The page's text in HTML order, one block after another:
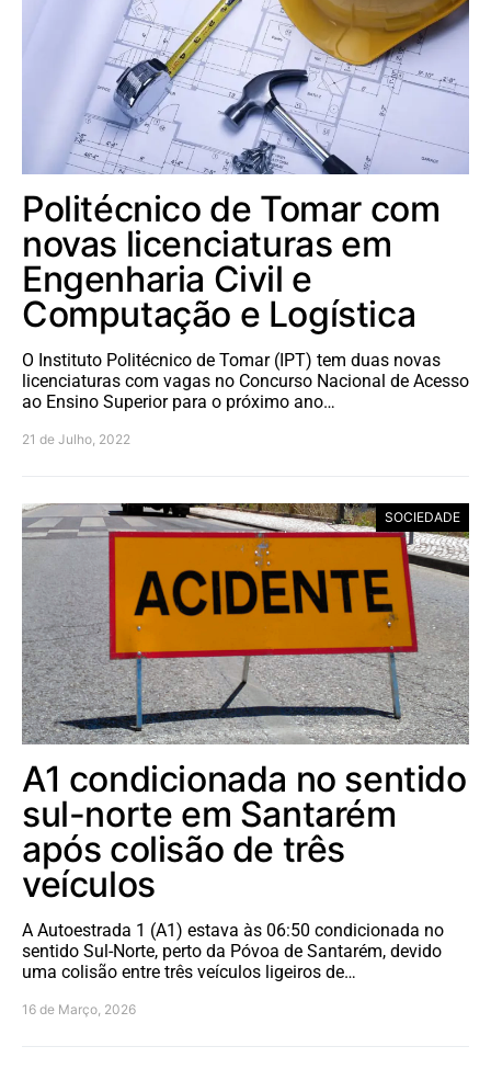
Politécnico de Tomar com
novas licenciaturas em
Engenharia Civil e
Computação e Logística
O Instituto Politécnico de Tomar (IPT) tem duas novas
licenciaturas com vagas no Concurso Nacional de Acesso
ao Ensino Superior para o próximo ano…
21 de Julho, 2022
SOCIEDADE
A1 condicionada no sentido
sul-norte em Santarém
após colisão de três
veículos
A Autoestrada 1 (A1) estava às 06:50 condicionada no
sentido Sul-Norte, perto da Póvoa de Santarém, devido
uma colisão entre três veículos ligeiros de…
16 de Março, 2026